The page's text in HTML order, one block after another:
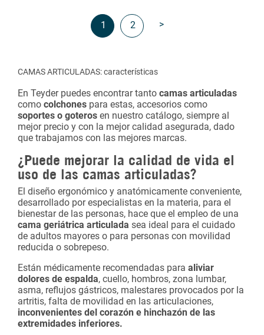
1 2 >
CAMAS ARTICULADAS: características
En Teyder puedes encontrar tanto camas articuladas
como colchones para estas, accesorios como
soportes o goteros en nuestro catálogo, siempre al
mejor precio y con la mejor calidad asegurada, dado
que trabajamos con las mejores marcas.
¿Puede mejorar la calidad de vida el
uso de las camas articuladas?
El diseño ergonómico y anatómicamente conveniente,
desarrollado por especialistas en la materia, para el
bienestar de las personas, hace que el empleo de una
cama geriátrica articulada sea ideal para el cuidado
de adultos mayores o para personas con movilidad
reducida o sobrepeso.
Están médicamente recomendadas para aliviar
dolores de espalda, cuello, hombros, zona lumbar,
asma, reflujos gástricos, malestares provocados por la
artritis, falta de movilidad en las articulaciones,
inconvenientes del corazón e hinchazón de las
extremidades inferiores.